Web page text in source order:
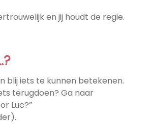
en jij houdt de regie.
blij iets te kunnen betekenen.
terugdoen? Ga naar
Luc?”